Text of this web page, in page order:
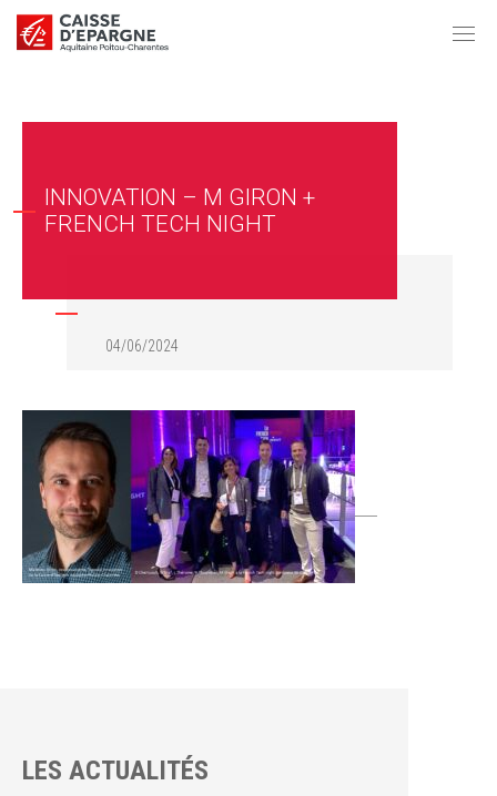
INNOVATION – M GIRON +
FRENCH TECH NIGHT
04/06/2024
LES ACTUALITÉS